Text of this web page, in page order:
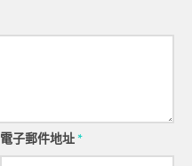
電子郵件地址*